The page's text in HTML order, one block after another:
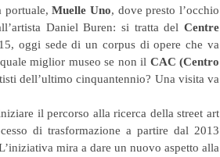
portuale, Muelle Uno, dove presto l’occhio
Daniel Buren: si tratta del Centre
oggi sede di un corpus di opere che va
miglior museo se non il CAC (Centro
dell’ultimo cinquantennio? Una visita va
il percorso alla ricerca della street art
di trasformazione a partire dal 2013
mira a dare un nuovo aspetto alla